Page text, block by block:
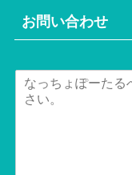
お問い合わせ